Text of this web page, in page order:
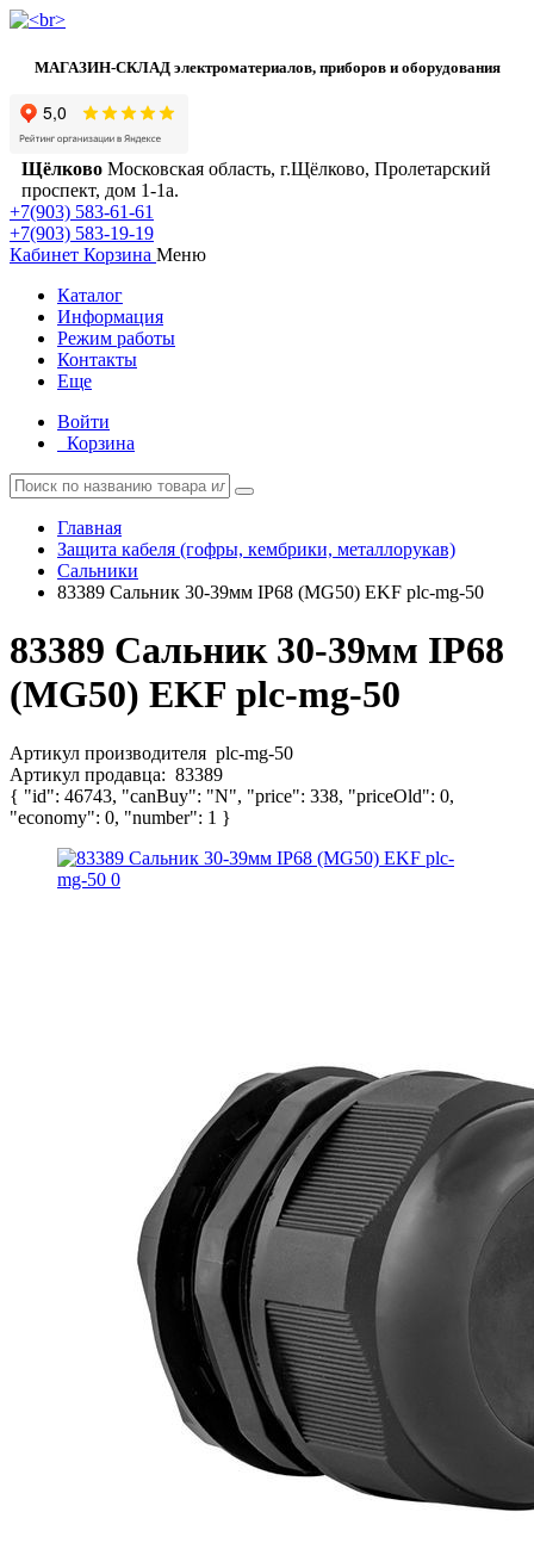
МАГАЗИН-СКЛАД электроматериалов, приборов и оборудования
Щёлково Московская область, г.Щёлково, Пролетарский
проспект, дом 1‑1а.
+7(903) 583-61-61
+7(903) 583-19-19
Кабинет Корзина Меню
Каталог
Информация
Режим работы
Контакты
Еще
Войти
Корзина
Главная
Защита кабеля (гофры, кембрики, металлорукав)
Сальники
83389 Сальник 30-39мм IP68 (MG50) EKF plc-mg-50
83389 Сальник 30-39мм IP68
(MG50) EKF plc-mg-50
Артикул производителя plc-mg-50
Артикул продавца: 83389
{ "id": 46743, "canBuy": "N", "price": 338, "priceOld": 0,
"economy": 0, "number": 1 }